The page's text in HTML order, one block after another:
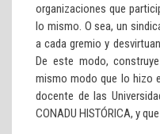
organizaciones que
lo mismo. O sea, un
a cada gremio y
De este modo,
mismo modo que lo hizo
docente de las
CONADU HISTÓRICA, y